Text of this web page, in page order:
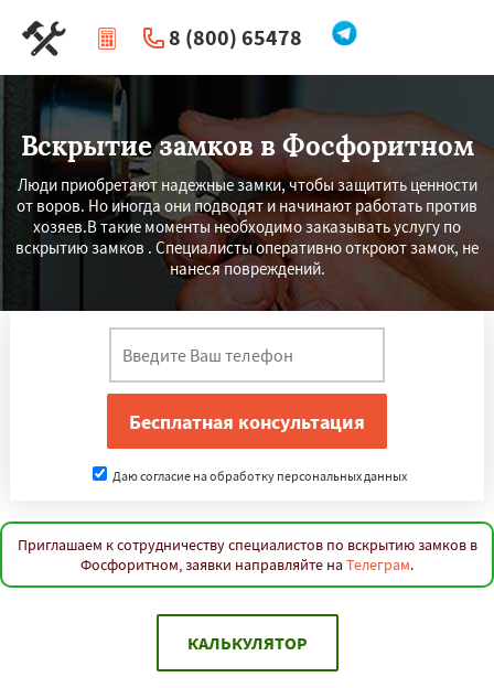
8 (800) 65478
| Перезвоните мне
Вскрытие замков в Фосфоритном
Люди приобретают надежные замки, чтобы защитить ценности
от воров. Но иногда они подводят и начинают работать против
хозяев.В такие моменты необходимо заказывать услугу по
вскрытию замков . Специалисты оперативно откроют замок, не
нанеся повреждений.
Даю согласие на обработку персональных данных
Приглашаем к сотрудничеству специалистов по вскрытию замков в
Фосфоритном, заявки направляйте на Телеграм.
КАЛЬКУЛЯТОР